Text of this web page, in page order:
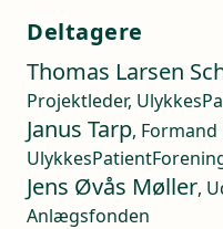
Deltagere
Thomas Larsen
Projektleder,
Janus Tarp,
Jens Øvås Møller,
Anlægsfonden